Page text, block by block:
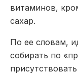
витаминов,
сахар.
По ее словам,
собирать по